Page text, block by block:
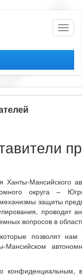
Ханты-
округа –
защиты
проводит
вопросов в
позволят нам
Мансийском